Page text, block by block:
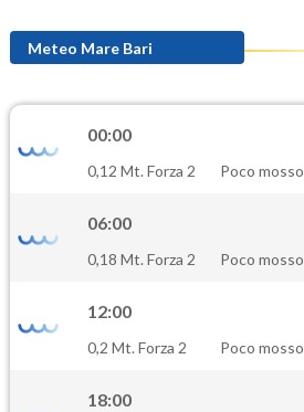
Meteo Mare Bari
00:00
0,12 Mt. Forza 2
Poco mosso
06:00
0,18 Mt. Forza 2
Poco mosso
12:00
0,2 Mt. Forza 2
Poco mosso
18:00